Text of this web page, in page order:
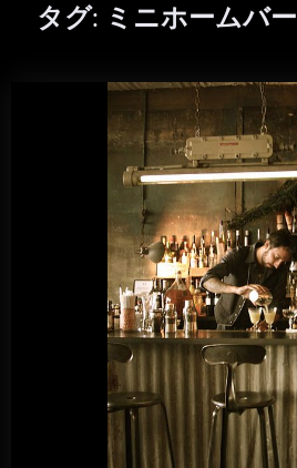
タグ: ミニホームバー